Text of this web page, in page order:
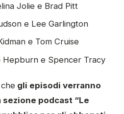
Jolie e Brad Pitt
e Lee Garlington
e Tom Cruise
Hepburn e Spencer Tracy
gli episodi verranno
podcast “Le